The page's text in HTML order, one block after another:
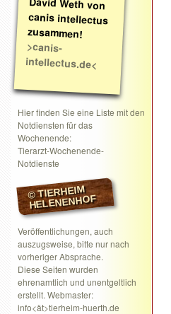
zusammen!
>canis-
intellectus.de<
Hier finden Sie eine Liste mit den
Notdiensten für das
Wochenende:
Tierarzt-Wochenende-
Notdienste
© TIERHEIM
HELENENHOF
Veröffentlichungen, auch
auszugsweise, bitte nur nach
vorheriger Absprache.
Diese Seiten wurden
ehrenamtlich und unentgeltlich
erstellt. Webmaster:
info<ät>tierheim-huerth.de